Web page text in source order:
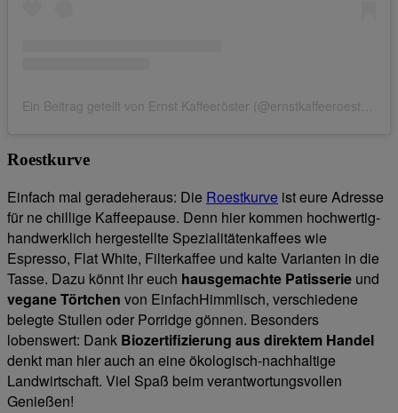
Roestkurve
Einfach mal geradeheraus: Die Roestkurve ist eure Adresse
für ne chillige Kaffeepause. Denn hier kommen hochwertig-
handwerklich hergestellte Spezialitätenkaffees wie
Espresso, Flat White, Filterkaffee und kalte Varianten in die
Tasse. Dazu könnt ihr euch hausgemachte Patisserie und
vegane Törtchen von EinfachHimmlisch, verschiedene
belegte Stullen oder Porridge gönnen. Besonders
lobenswert: Dank Biozertifizierung aus direktem Handel
denkt man hier auch an eine ökologisch-nachhaltige
Landwirtschaft. Viel Spaß beim verantwortungsvollen
Genießen!